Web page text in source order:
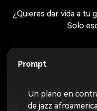
¿Quieres dar vida a tu
Solo
Prompt
Un plano en
de jazz